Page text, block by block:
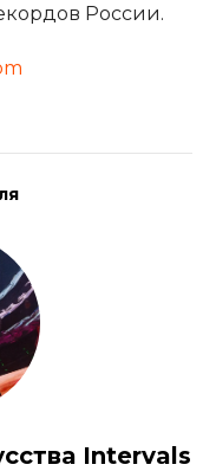
России.
Intervals